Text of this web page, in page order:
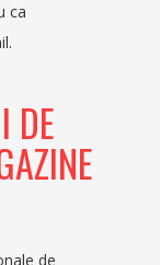
ca
DE
de